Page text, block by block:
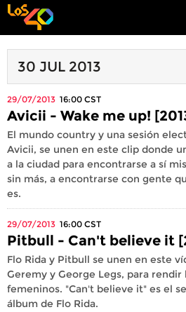
30 JUL 2013
29/07/2013 16:00 CST
Avicii - Wake me up!
El mundo country y una sesión
Avicii, se unen en este clip donde
a la ciudad para encontrarse a sí
sin más, a encontrarse con gente
es.
29/07/2013 16:00 CST
Pitbull - Can't believe it
Flo Rida y Pitbull se unen en este
Geremy y George Legs, para
femeninos. "Can't believe it" es el
álbum de Flo Rida.